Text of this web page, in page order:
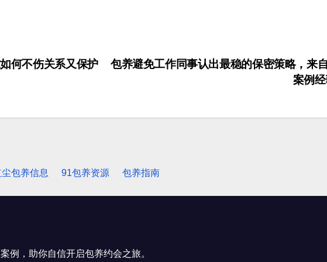
包养避免工作同事认出最稳的保密策略，来
案例
何不伤关系又保护
包养信息 91包养资源 包养指南
例，助你自信开启包养约会之旅。